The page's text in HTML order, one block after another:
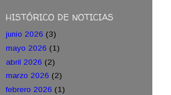
HISTÓRICO DE NOTICIAS
junio 2026 (3)
mayo 2026 (1)
abril 2026 (2)
marzo 2026 (2)
febrero 2026 (1)